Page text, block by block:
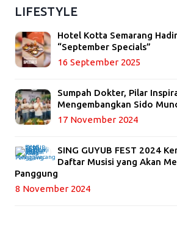
LIFESTYLE
Hotel Kotta Semarang
“September Specials”
16 September 2025
Sumpah Dokter, Pilar
Mengembangkan Sido
17 November 2024
SING GUYUB FEST 2024
Daftar Musisi yang Akan
Panggung
8 November 2024